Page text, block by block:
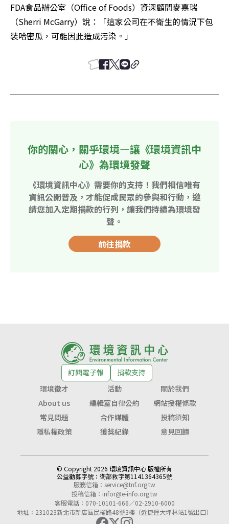
FDA食品辦公室（Office of Foods）資深顧問麥嘉瑞
（Sherri McGarry）說：「這家公司在不衛生的情況下包
裝哈密瓜，可能因此造成污染。」
你的關心，關乎環境—讓《環境資訊中
心》為環境發聲
《環境資訊中心》需要你的支持！我們相信唯有
資訊公開普及，才能促成民眾的參與和行動，邀
請您加入定期捐款的行列，讓我們持續為環境發
聲。
前往捐款
訂閱電子報
捐款支持
環境徵才
活動
關於我們
About us
編輯室自律公約
網站授權條款
常見問題
合作媒體
投稿須知
隱私權政策
獲獎紀錄 意見回饋
© Copyright 2026 環境資訊中心 版權所有
公益勸募字號： 衛部救字第1141364365號
服務信箱： service@tnf.org.tw
投稿信箱： infor@e-info.org.tw
客服電話：070-10101-666／02-2910-6000
地址：231023新北市新店區民權路48號3樓（近捷運大坪林站1號出口）